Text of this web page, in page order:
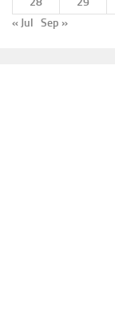
« Jul Sep »